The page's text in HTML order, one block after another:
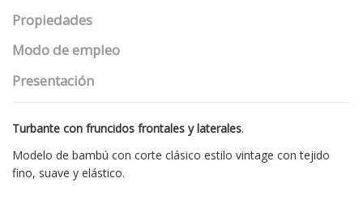
Propiedades
Modo de empleo
Presentación
Turbante con fruncidos frontales y laterales.
Modelo de bambú con corte clásico estilo vintage con tejido
fino, suave y elástico.